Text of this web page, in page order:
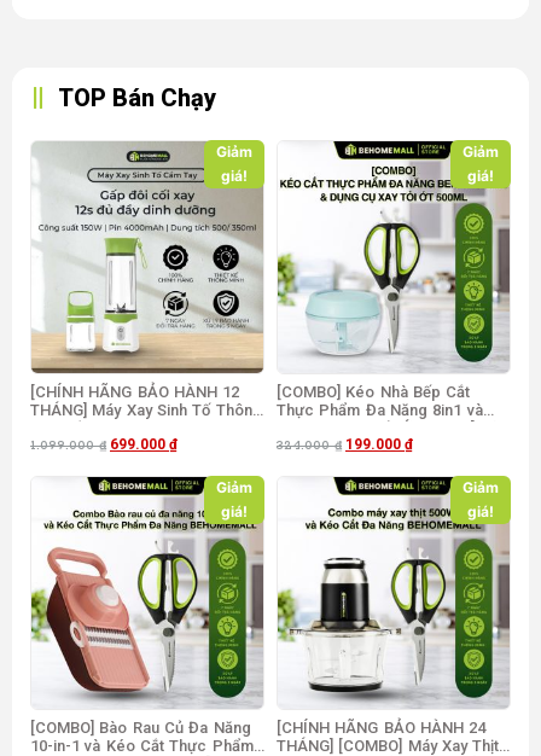
TOP Bán Chạy
Giảm
giá!
[CHÍNH HÃNG BẢO HÀNH 12
THÁNG] Máy Xay Sinh Tố Thông
8689 [Mã freeship BHMFS25]
1.099.000₫ 699.000 ₫
Giảm
giá!
[COMBO] Kéo Nhà Bếp Cắt
Thực Phẩm Đa Năng 8in1 và
freeship BHMFS25]
324.000₫ 199.000 ₫
Giảm
giá!
[COMBO] Bào Rau Củ Đa Năng
10-in-1 và Kéo Cắt Thực Phẩm
Giảm
giá!
[CHÍNH HÃNG BẢO HÀNH 24
THÁNG] [COMBO] Máy Xay Thịt